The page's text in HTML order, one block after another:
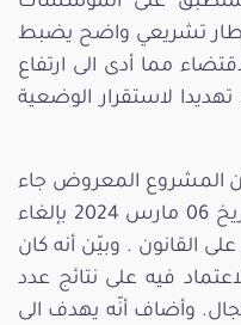
إطار تشريعي واضح يضبط
مما أدى الى ارتفاع
لاستقرار الوضعية
أن المشروع المعروض جاء
تنفيذا لقرار رئيس الجمهورية بتاريخ 06 مارس 2024 بإلغاء
القانون . وبيّن أنه كان
فيه على نتائج عدد
وأضاف أنّه يهدف الى